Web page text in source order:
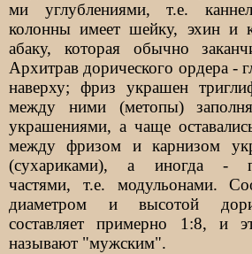
ми углублениями, т.е.
колонны имеет шейку, эхин и
абаку, которая обычно
Архитрав дорического ордера -
наверху; фриз украшен
между ними (метопы)
украшениями, а чаще
между фризом и карнизом
(сухариками), а иногда -
частями, т.е. модульонами.
диаметром и высотой
составляет примерно 1:8, и
называют "мужским".